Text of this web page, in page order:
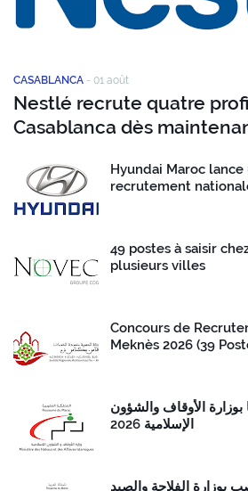
CASABLANCA - 01 août
Nestlé recrute quatre
Casablanca dès
Hyundai Maroc
recrutement
49 postes à saisir
plusieurs villes
Concours de
Meknès 2026 (39
101 منصبًا بوزارة الأوقاف والشؤون
الإسلامية 2026
توظيف 70 منصب بوزارة الفلاحة والصيد